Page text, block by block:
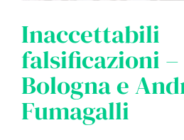
Inaccettabili
falsificazioni
Bologna e
Fumagalli